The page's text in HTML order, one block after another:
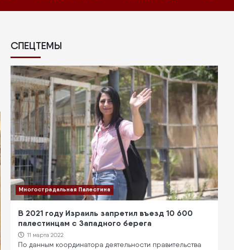
СПЕЦТЕМЫ
Многострадальная Палестина
В 2021 году Израиль запретил въезд 10 600
палестинцам с Западного берега
11 марта 2022
По данным координатора деятельности правительства